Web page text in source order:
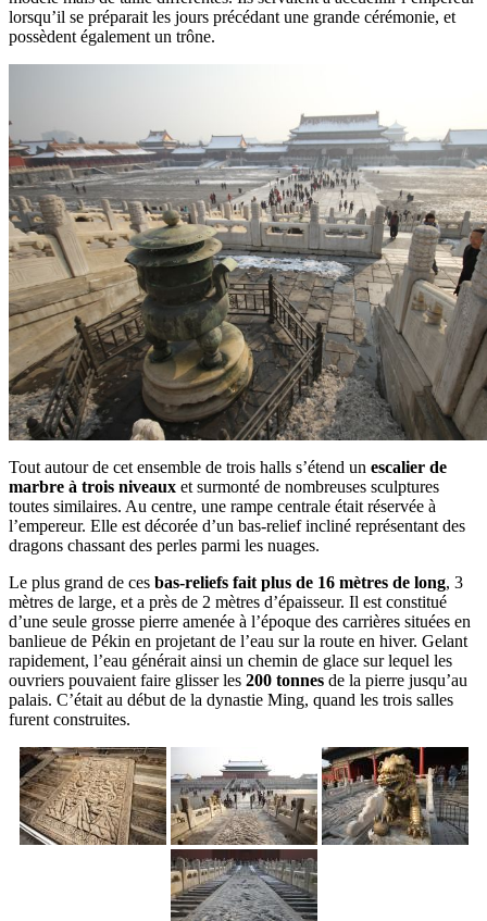
lorsqu’il se préparait les jours précédant une grande cérémonie, et
possèdent également un trône.
Tout autour de cet ensemble de trois halls s’étend un escalier de
marbre à trois niveaux et surmonté de nombreuses sculptures
toutes similaires. Au centre, une rampe centrale était réservée à
l’empereur. Elle est décorée d’un bas-relief incliné représentant des
dragons chassant des perles parmi les nuages.
Le plus grand de ces bas-reliefs fait plus de 16 mètres de long, 3
mètres de large, et a près de 2 mètres d’épaisseur. Il est constitué
d’une seule grosse pierre amenée à l’époque des carrières situées en
banlieue de Pékin en projetant de l’eau sur la route en hiver. Gelant
rapidement, l’eau générait ainsi un chemin de glace sur lequel les
ouvriers pouvaient faire glisser les 200 tonnes de la pierre jusqu’au
palais. C’était au début de la dynastie Ming, quand les trois salles
furent construites.